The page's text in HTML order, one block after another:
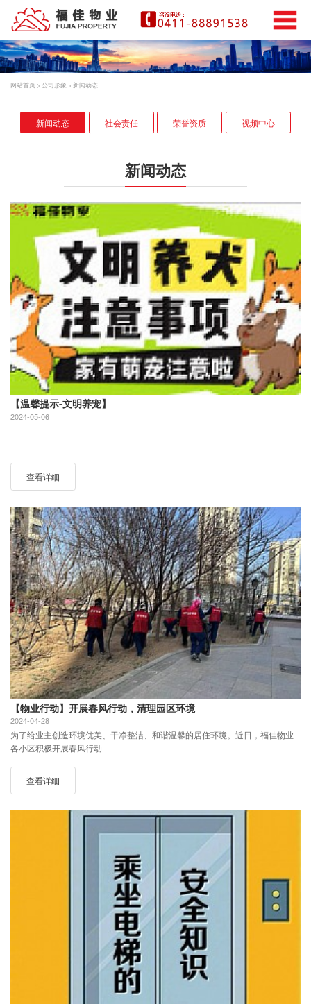
网站首页 > 公司形象 > 新闻动态
新闻动态 社会责任 荣誉资质 视频中心
新闻动态
【温馨提示-文明养宠】
2024-05-06
查看详细
【物业行动】开展春风行动，清理园区环境
2024-04-28
为了给业主创造环境优美、干净整洁、和谐温馨的居住环境。近日，福佳物业
各小区积极开展春风行动
查看详细